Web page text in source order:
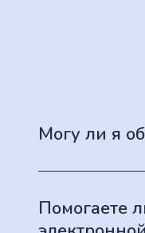
Могу ли я
Помогаете